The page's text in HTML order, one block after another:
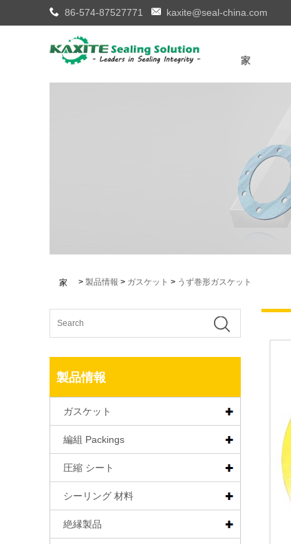
86-574-87527771 kaxite@seal-china.com
家
家 > 製品情報 > ガスケット > うず巻形ガスケット
製品情報
ガスケット
編組 Packings
圧縮 シート
シーリング 材料
絶縁製品